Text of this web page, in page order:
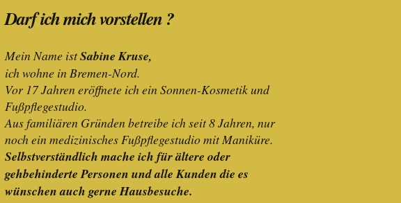
Darf ich mich vorstellen ?
Mein Name istSabine Kruse,
ich wohne in Bremen-Nord.
Vor 17 Jahren eröffnete ich ein Sonnen-Kosmetik und
Fußpflegestudio.
Aus familiären Gründen betreibe ich seit 8 Jahren, nur
noch ein medizinisches Fußpflegestudio mit Maniküre.
Selbstverständlich mache ich für ältere oder
gehbehinderte Personen und alle Kunden die es
wünschen auch gerne Hausbesuche.